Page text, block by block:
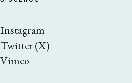
Instagram
Twitter (X)
Vimeo